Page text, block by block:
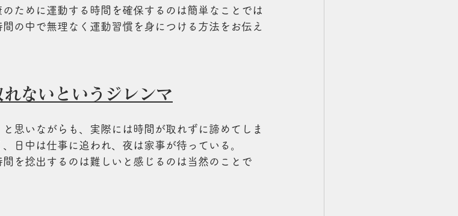
ために運動する時間を確保するのは簡単なことでは
の中で無理なく運動習慣を身につける方法をお伝え
ないというジレンマ
思いながらも、実際には時間が取れずに諦めてしま
日中は仕事に追われ、夜は家事が待っている。
を捻出するのは難しいと感じるのは当然のことで